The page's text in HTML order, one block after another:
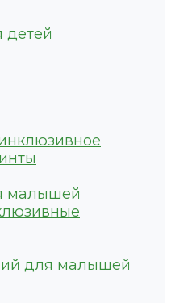
детей
малышей
для малышей